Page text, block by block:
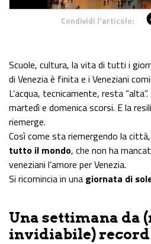
Condividi l'articolo:
Scuole, cultura, la vita di tutti i
di Venezia è finita e i Veneziani
L’acqua, tecnicamente, resta
martedì e domenica scorsi. E la
riemerge.
Così come sta riemergendo la
tutto il mondo, che non ha
veneziani l’amore per Venezia.
Si ricomincia in una giornata di
Una settimana da
invidiabile) record